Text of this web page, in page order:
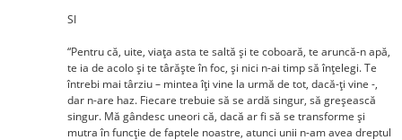
SI
“Pentru că, uite, viaţa asta te saltă şi te coboară, te aruncă-n apă,
te ia de acolo şi te târăşte în foc, şi nici n-ai timp să înţelegi. Te
întrebi mai târziu – mintea îţi vine la urmă de tot, dacă-ţi vine -,
dar n-are haz. Fiecare trebuie să se ardă singur, să greşească
singur. Mă gândesc uneori că, dacă ar fi să se transforme şi
mutra în funcţie de faptele noastre, atunci unii n-am avea dreptul